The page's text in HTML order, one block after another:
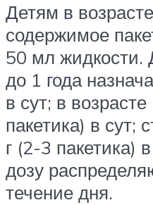
Детям в
содержимое
50 мл жидкости.
до 1 года
в сут; в
пакетика) в сут;
г (2-3 пакетика)
дозу
течение дня.